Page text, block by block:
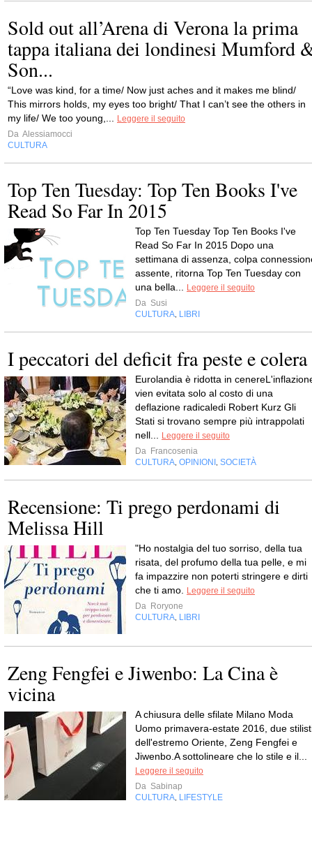
Sold out all’Arena di Verona la prima
tappa italiana dei londinesi Mumford
Son...
“Love was kind, for a time/ Now just aches and it makes me blind/
This mirrors holds, my eyes too bright/ That I can’t see the others in
my life/ We too young,...
Leggere il seguito
Da Alessiamocci
CULTURA
Top Ten Tuesday: Top Ten Books I've
Read So Far In 2015
Top Ten Tuesday Top Ten Books I've
Read So Far In 2015 Dopo una
settimana di assenza, colpa
assente, ritorna Top Ten Tuesday con
una bella...
Leggere il seguito
Da Susi
CULTURA LIBRI
I peccatori del deficit fra peste e colera
Eurolandia è ridotta in
vien evitata solo al costo di una
deflazione radicaledi Robert Kurz Gli
Stati si trovano sempre più intrappolati
nell...
Leggere il seguito
Da Francosenia
CULTURA OPINIONI SOCIETÀ
Recensione: Ti prego perdonami di
Melissa Hill
"Ho nostalgia del tuo sorriso, della tua
risata, del profumo della tua pelle, e mi
fa impazzire non poterti stringere e dirti
che ti amo.
Leggere il seguito
Da Roryone
CULTURA LIBRI
Zeng Fengfei e Jiwenbo: La Cina è
vicina
A chiusura delle sfilate Milano Moda
Uomo primavera-estate 2016, due
dell'estremo Oriente, Zeng Fengfei e
Jiwenbo.A sottolineare che lo stile e il...
Leggere il seguito
Da Sabinap
CULTURA LIFESTYLE